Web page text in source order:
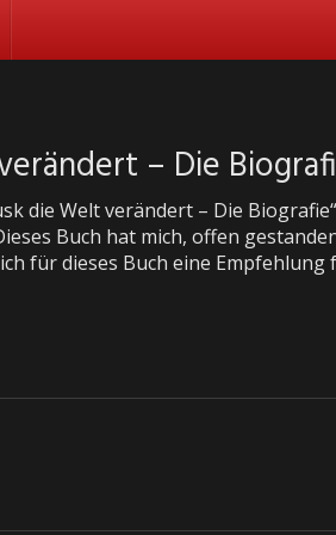
– Die
die Welt verändert – Die
Buch hat mich, offen
für dieses Buch eine Empfehlung